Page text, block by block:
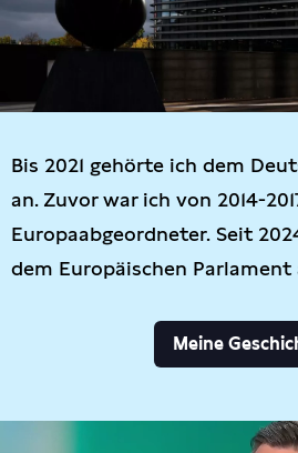
Bis 2021 gehörte ich dem
an. Zuvor war ich von 2014-
Europaabgeordneter. Seit
dem Europäischen Parlament
Meine